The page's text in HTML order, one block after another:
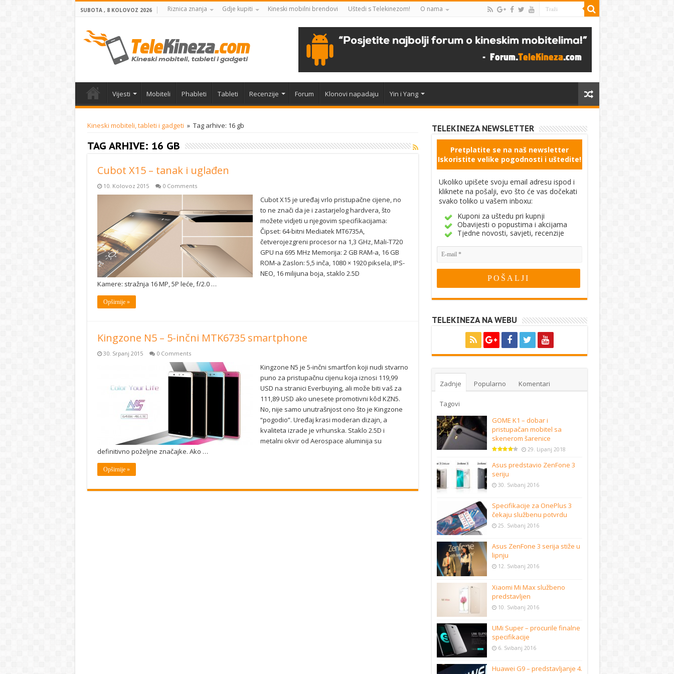
SUBOTA , 8 KOLOVOZ 2026 Riznica znanja Gdje kupiti Kineski mobilni brendovi Uštedi s Telekinezom! O nama
Vijesti Mobiteli Phableti Tableti Recenzije Forum Klonovi napadaju Yin i Yang
Kineski mobiteli, tableti i gadgeti » Tag arhive: 16 gb
TAG ARHIVE: 16 GB
Cubot X15 – tanak i uglađen
10. Kolovoz 2015 0 Comments
Cubot X15 je uređaj vrlo pristupačne cijene, no
to ne znači da je i zastarjelog hardvera, što
možete vidjeti u njegovim specifikacijama:
Čipset: 64-bitni Mediatek MT6735A,
četverojezgreni procesor na 1,3 GHz, Mali-T720
GPU na 695 MHz Memorija: 2 GB RAM-a, 16 GB
ROM-a Zaslon: 5,5 inča, 1080 × 1920 piksela, IPS-
NEO, 16 milijuna boja, staklo 2.5D
Kamere: stražnja 16 MP, 5P leće, f/2.0 …
Opširnije »
Kingzone N5 – 5-inčni MTK6735 smartphone
30. Srpanj 2015 0 Comments
Kingzone N5 je 5-inčni smartfon koji nudi stvarno
puno za pristupačnu cijenu koja iznosi 119,99
USD na stranici Everbuying, ali može biti vaš za
111,89 USD ako unesete promotivni kôd KZN5.
No, nije samo unutrašnjost ono što je Kingzone
“pogodio”. Uređaj krasi moderan dizajn, a
kvaliteta izrade je vrhunska. Staklo 2.5D i
metalni okvir od Aerospace aluminija su
definitivno poželjne značajke. Ako …
Opširnije »
TELEKINEZA NEWSLETTER
Pretplatite se na naš newsletter
Iskoristite velike pogodnosti i uštedite!
Ukoliko upišete svoju email adresu ispod i
kliknete na pošalji, evo što će vas dočekati
svako toliko u vašem inboxu:
Kuponi za uštedu pri kupnji
Obavijesti o popustima i akcijama
Tjedne novosti, savjeti, recenzije
TELEKINEZA NA WEBU
Zadnje Popularno Komentari
Tagovi
GOME K1 – dobar i
pristupačan mobitel sa
skenerom šarenice
29. Lipanj 2018
Asus predstavio ZenFone 3
seriju
30. Svibanj 2016
Specifikacije za OnePlus 3
čekaju službenu potvrdu
25. Svibanj 2016
Asus ZenFone 3 serija stiže u
lipnju
12. Svibanj 2016
Xiaomi Mi Max službeno
predstavljen
10. Svibanj 2016
UMi Super – procurile finalne
specifikacije
6. Svibanj 2016
Huawei G9 – predstavljanje 4.